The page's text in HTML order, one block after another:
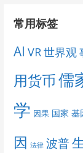
常用标签
AI VR世界观
用货币儒
学 因果 国家 基
因 法律 波普